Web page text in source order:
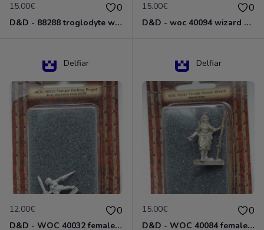
15.00€ 0
D&D - 88288 troglodyte with long Miniature - Donjons Dragons
15.00€ 0
D&D - woc 40094 wizard human male Miniature - Donjons Dragons
Delfiar
12.00€ 0
D&D - WOC 40032 female halfling rogue Miniature - Donjons Dragons
Delfiar
15.00€ 0
D&D - WOC 40084 female human wizard Miniature - Donjons Dragons